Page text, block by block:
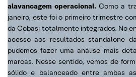
alavancagem operacional. Como a
janeiro, este foi o primeiro trimestre
da Cobasi totalmente integrados. No
acesso aos resultados standalone
pudemos fazer uma análise mais
marcas. Nesse sentido, vemos de
sólido e balanceado entre ambas